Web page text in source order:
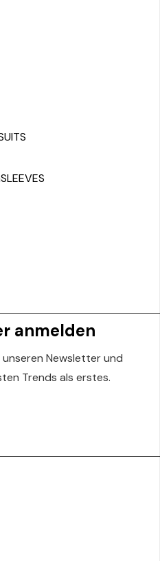
anmelden
Newsletter und
Trends als erstes.